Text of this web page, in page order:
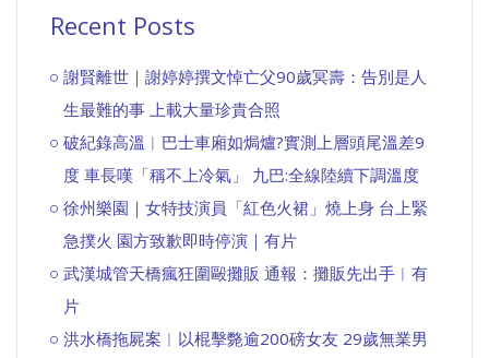
Recent Posts
謝賢離世｜謝婷婷撰文悼亡父90歲冥壽：告別是人
生最難的事 上載大量珍貴合照
破紀錄高溫︱巴士車廂如焗爐?實測上層頭尾溫差9
度 車長嘆「稱不上冷氣」 九巴:全線陸續下調溫度
徐州樂園｜女特技演員「紅色火裙」燒上身 台上緊
急撲火 園方致歉即時停演｜有片
武漢城管天橋瘋狂圍毆攤販 通報：攤販先出手︱有
片
洪水橋拖屍案︱以棍擊斃逾200磅女友 29歲無業男